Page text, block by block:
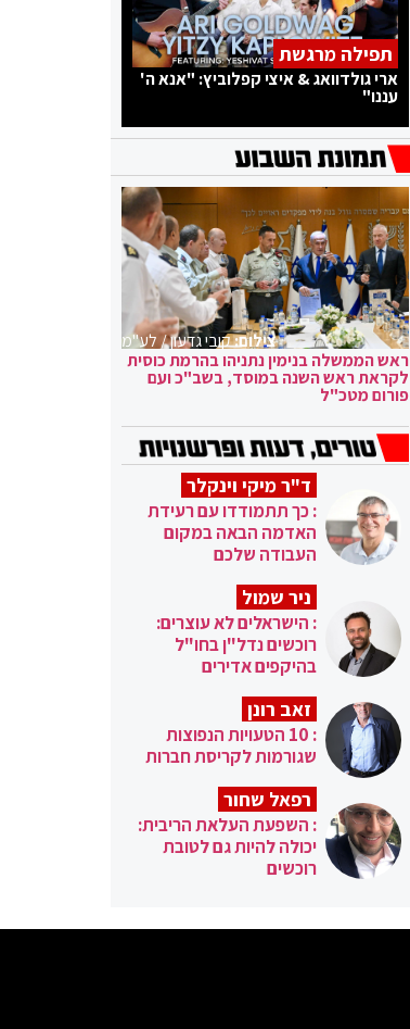
תפילה מרגשת
ארי גולדוואג & איצי קפלוביץ: "אנא ה'
עננו"
צילום:קובי גדעון / לע"מ
ראש הממשלה בנימין נתניהו בהרמת כוסית
לקראת ראש השנה במוסד, בשב"כ ועם
פורום מטכ"ל
ד"ר מיקי וינקלר
: כך תתמודדו עם רעידת
האדמה הבאה במקום
העבודה שלכם
ניר שמול
: הישראלים לא עוצרים:
רוכשים נדל"ן בחו"ל
בהיקפים אדירים
זאב רונן
: 10 הטעויות הנפוצות
שגורמות לקריסת חברות
רפאל שחור
: השפעת העלאת הריבית:
יכולה להיות גם לטובת
רוכשים